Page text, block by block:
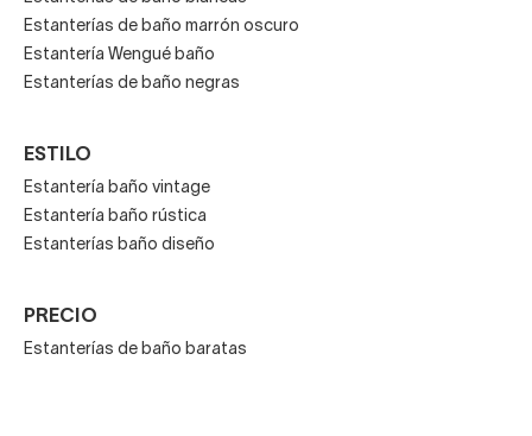
Estanterías de baño marrón oscuro
Estantería Wengué baño
Estanterías de baño negras
ESTILO
Estantería baño vintage
Estantería baño rústica
Estanterías baño diseño
PRECIO
Estanterías de baño baratas